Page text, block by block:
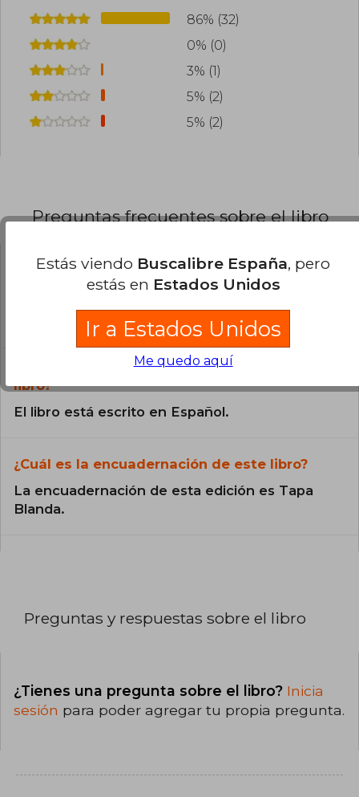
86% (32)
0% (0)
3% (1)
5% (2)
5% (2)
Preguntas frecuentes sobre el libro
¿El libro es original?
catálogo son Originales.
¿En qué Idioma está escrito el
libro?
El libro está escrito en Español.
¿Cuál es la encuadernación de este libro?
La encuadernación de esta edición es Tapa
Blanda.
Preguntas y respuestas sobre el libro
¿Tienes una pregunta sobre el libro? Inicia
sesión para poder agregar tu propia pregunta.
Estás viendo Buscalibre España, pero
estás en Estados Unidos
Ir a Estados Unidos
Me quedo aquí